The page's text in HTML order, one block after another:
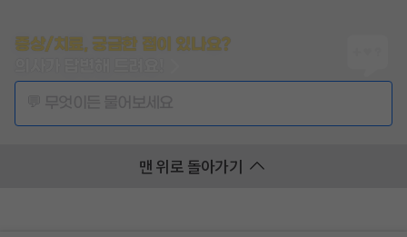
증상/치료, 궁금한 점이 있나요?
맨 위로 돌아가기